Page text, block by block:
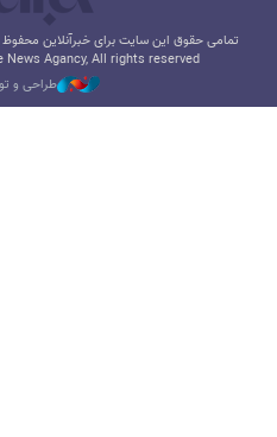
تمامی حقوق این سایت برای خبرآنلاین
Agancy, All rights reserved
طراحی و